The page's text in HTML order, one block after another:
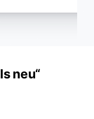
neu“